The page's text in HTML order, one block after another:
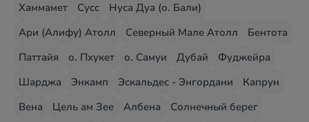
Хаммамет
Сусс
Нуса Дуа (о. Бали)
Ари (Алифу) Атолл
Северный Мале Атолл
Бентота
Паттайя
о. Пхукет о. Самуи Дубай
Фуджейра
Шарджа
Энкамп Эскальдес - Энгордани
Капрун
Вена
Цель ам Зее Албена
Солнечный берег